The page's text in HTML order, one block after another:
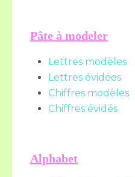
Pâte à modeler
Lettres modèles
Lettres évidées
Chiffres modèles
Chiffres évidés
Alphabet